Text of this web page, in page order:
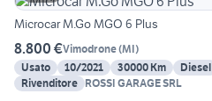
Microcar M.Go MGO 6 Plus
8.800 €Vimodrone(MI)
Usato
10/2021 30000 Km Diesel
Rivenditore ROSSI GARAGE SRL